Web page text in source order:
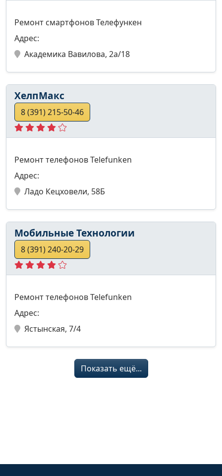
Ремонт смартфонов Телефункен
Адрес:
Академика Вавилова, 2а/18
ХелпМакс
8 (391) 215-50-46
Ремонт телефонов Telefunken
Адрес:
Ладо Кецховели, 58Б
Мобильные Технологии
8 (391) 240-20-29
Ремонт телефонов Telefunken
Адрес:
Ястынская, 7/4
Показать ещё...